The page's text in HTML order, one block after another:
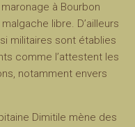
à Bourbon
libre. D’ailleurs
militaires sont établies
comme l’attestent les
notamment envers
Dimitile mène des